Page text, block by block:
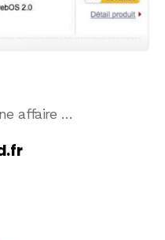
affaire …